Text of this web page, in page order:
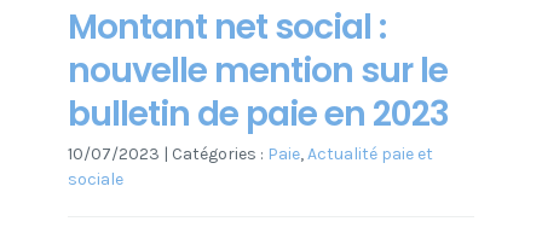
Montant net social :
nouvelle mention sur le
bulletin de paie en 2023
10/07/2023 | Catégories : Paie,Actualité paie et
sociale